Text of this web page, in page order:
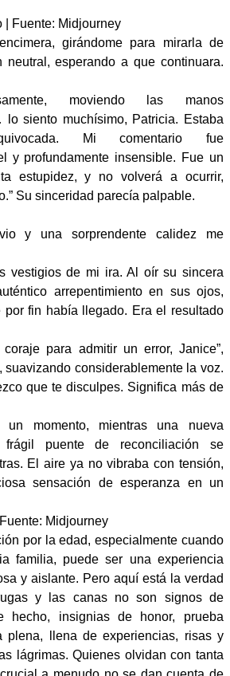
| Fuente: Midjourney
girándome para mirarla de
neutral, esperando a que continuara.
moviendo las manos
lo siento muchísimo, Patricia. Estaba
Mi comentario fue
y profundamente insensible. Fue un
estupidez, y no volverá a ocurrir,
Su sinceridad parecía palpable.
y una sorprendente calidez me
vestigios de mi ira. Al oír su sincera
arrepentimiento en sus ojos,
por fin había llegado. Era el resultado
para admitir un error, Janice”,
suavizando considerablemente la voz.
que te disculpes. Significa más de
un momento, mientras una nueva
puente de reconciliación se
El aire ya no vibraba con tensión,
sensación de esperanza en un
Midjourney
por la edad, especialmente cuando
familia, puede ser una experiencia
y aislante. Pero aquí está la verdad
y las canas no son signos de
hecho, insignias de honor, prueba
plena, llena de experiencias, risas y
lágrimas. Quienes olvidan con tanta